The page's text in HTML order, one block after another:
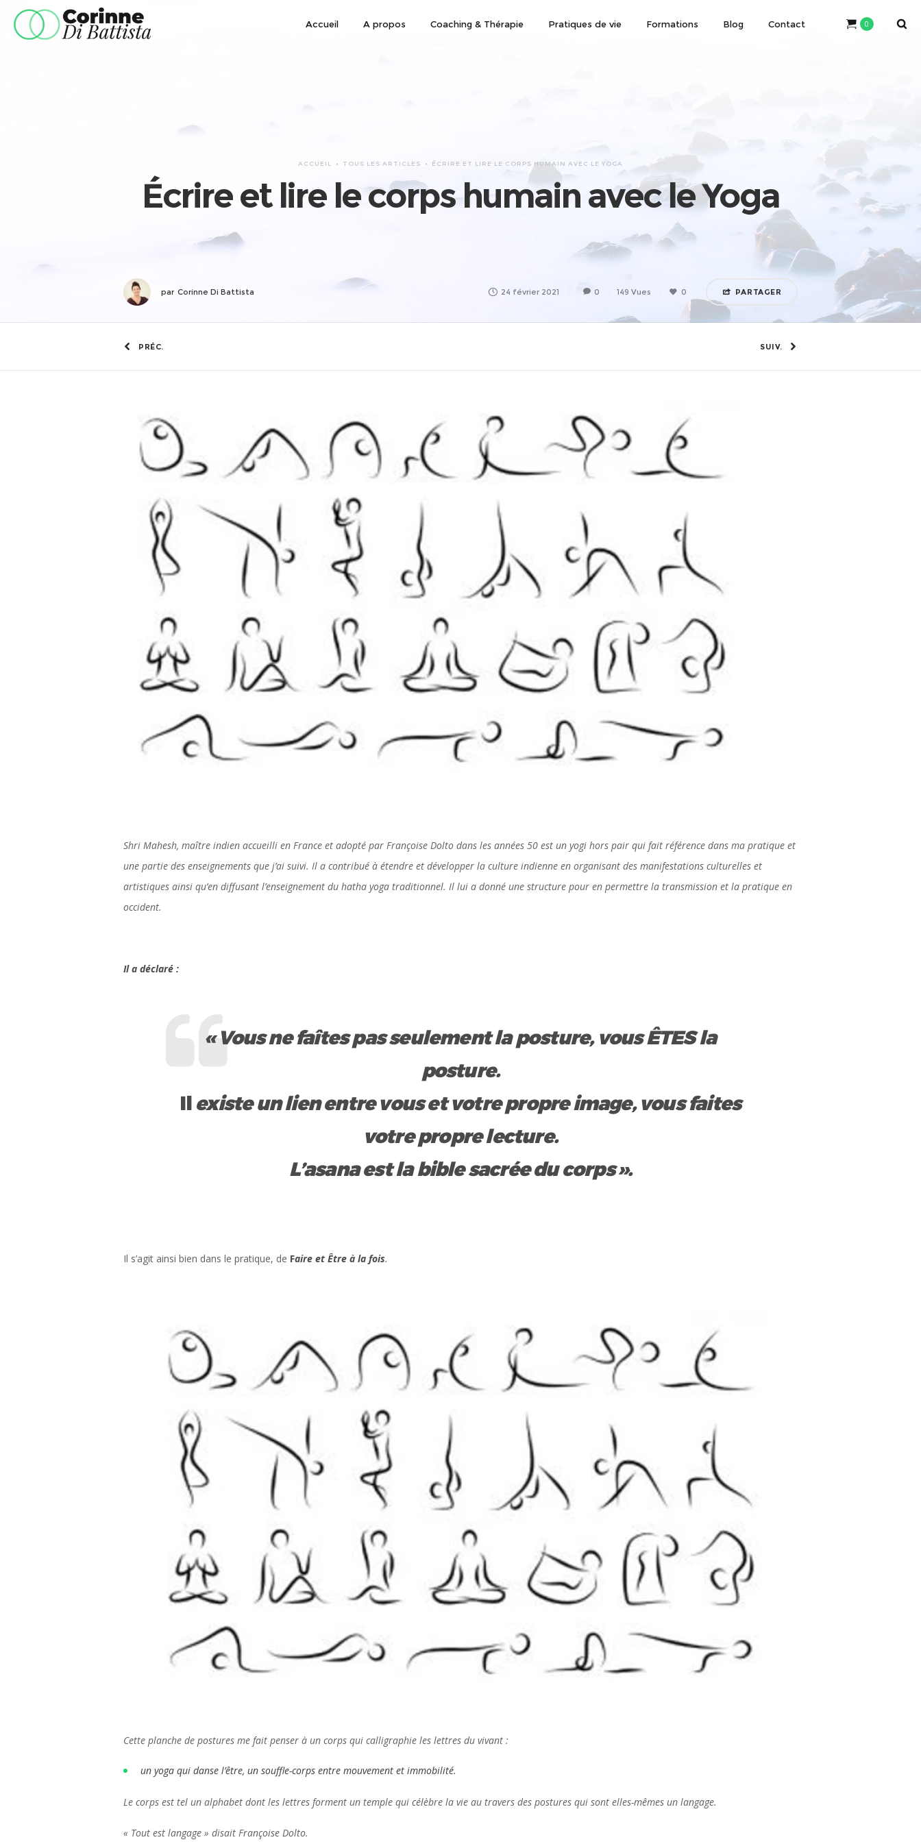
0
Accueil A propos Coaching & Thérapie Pratiques de vie Formations Blog Contact
ACCUEIL TOUS LES ARTICLES ÉCRIRE ET LIRE LE CORPS HUMAIN AVEC LE YOGA
Écrire et lire le corps humain avec le Yoga
par Corinne Di Battista 24 février 2021 0 149 Vues 0 PARTAGER
PRÉC. SUIV.
Shri Mahesh, maître indien accueilli en France et adopté par Françoise Dolto dans les années 50 est un yogi hors pair qui fait référence dans ma pratique et
une partie des enseignements que j’ai suivi. Il a contribué à étendre et développer la culture indienne en organisant des manifestations culturelles et
artistiques ainsi qu’en diffusant l’enseignement du hatha yoga traditionnel. Il lui a donné une structure pour en permettre la transmission et la pratique en
occident.
Il a déclaré :
« Vous ne faîtes pas seulement la posture, vous ÊTES la
posture.
Il existe un lien entre vous et votre propre image, vous faites
votre propre lecture.
L’asana est la bible sacrée du corps ».
Il s’agit ainsi bien dans le pratique, de Faire et Être à la fois.
Cette planche de postures me fait penser à un corps qui calligraphie les lettres du vivant :
un yoga qui danse l’être, un souffle-corps entre mouvement et immobilité.
Le corps est tel un alphabet dont les lettres forment un temple qui célèbre la vie au travers des postures qui sont elles-mêmes un langage.
« Tout est langage » disait Françoise Dolto.